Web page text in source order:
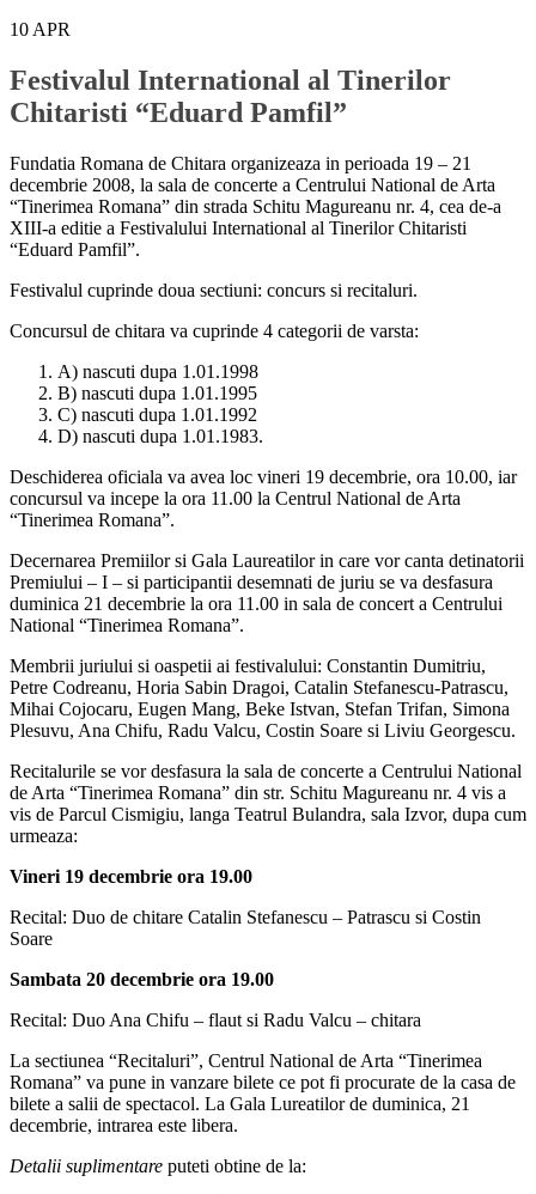
10 APR
Festivalul International al Tinerilor
Chitaristi “Eduard Pamfil”
Fundatia Romana de Chitara organizeaza in perioada 19 – 21
decembrie 2008, la sala de concerte a Centrului National de Arta
“Tinerimea Romana” din strada Schitu Magureanu nr. 4, cea de-a
XIII-a editie a Festivalului International al Tinerilor Chitaristi
“Eduard Pamfil”.
Festivalul cuprinde doua sectiuni: concurs si recitaluri.
Concursul de chitara va cuprinde 4 categorii de varsta:
A) nascuti dupa 1.01.1998
B) nascuti dupa 1.01.1995
C) nascuti dupa 1.01.1992
D) nascuti dupa 1.01.1983.
Deschiderea oficiala va avea loc vineri 19 decembrie, ora 10.00, iar
concursul va incepe la ora 11.00 la Centrul National de Arta
“Tinerimea Romana”.
Decernarea Premiilor si Gala Laureatilor in care vor canta detinatorii
Premiului – I – si participantii desemnati de juriu se va desfasura
duminica 21 decembrie la ora 11.00 in sala de concert a Centrului
National “Tinerimea Romana”.
Membrii juriului si oaspetii ai festivalului: Constantin Dumitriu,
Petre Codreanu, Horia Sabin Dragoi, Catalin Stefanescu-Patrascu,
Mihai Cojocaru, Eugen Mang, Beke Istvan, Stefan Trifan, Simona
Plesuvu, Ana Chifu, Radu Valcu, Costin Soare si Liviu Georgescu.
Recitalurile se vor desfasura la sala de concerte a Centrului National
de Arta “Tinerimea Romana” din str. Schitu Magureanu nr. 4 vis a
vis de Parcul Cismigiu, langa Teatrul Bulandra, sala Izvor, dupa cum
urmeaza:
Vineri 19 decembrie ora 19.00
Recital: Duo de chitare Catalin Stefanescu – Patrascu si Costin
Soare
Sambata 20 decembrie ora 19.00
Recital: Duo Ana Chifu – flaut si Radu Valcu – chitara
La sectiunea “Recitaluri”, Centrul National de Arta “Tinerimea
Romana” va pune in vanzare bilete ce pot fi procurate de la casa de
bilete a salii de spectacol. La Gala Lureatilor de duminica, 21
decembrie, intrarea este libera.
Detalii suplimentare puteti obtine de la: